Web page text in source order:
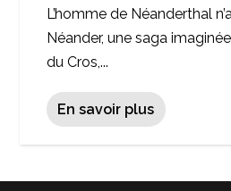
L’homme de Néanderthal
Néander, une saga
du Cros,...
En savoir plus